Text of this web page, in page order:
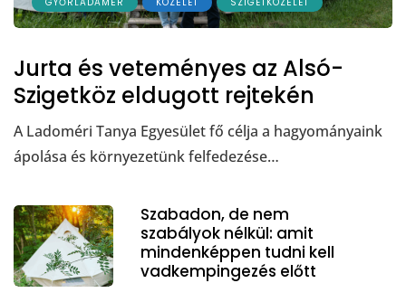
Jurta és veteményes az Alsó-
Szigetköz eldugott rejtekén
A Ladoméri Tanya Egyesület fő célja a hagyományaink
ápolása és környezetünk felfedezése…
Szabadon, de nem
szabályok nélkül: amit
mindenképpen tudni kell
vadkempingezés előtt